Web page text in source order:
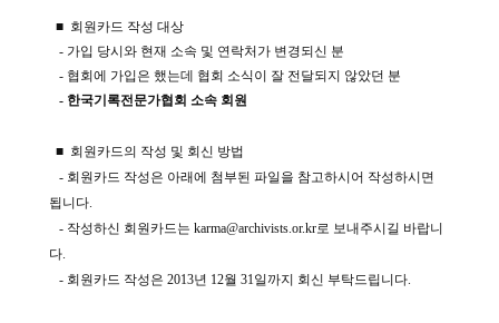
■ 회원카드 작성 대상
- 가입 당시와 현재 소속 및 연락처가 변경되신 분
- 협회에 가입은 했는데 협회 소식이 잘 전달되지 않았던 분
- 한국기록전문가협회 소속 회원
■ 회원카드의 작성 및 회신 방법
- 회원카드 작성은 아래에 첨부된 파일을 참고하시어 작성하시면
됩니다.
- 작성하신 회원카드는 karma@archivists.or.kr로 보내주시길 바랍니
다.
- 회원카드 작성은 2013년 12월 31일까지 회신 부탁드립니다.